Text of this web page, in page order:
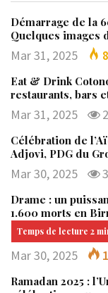
Démarrage de la
Quelques images
Mar 31, 2025
Eat & Drink
restaurants, bars
Mar 31, 2025
Célébration de
Adjovi, PDG du
Mar 30, 2025
Drame : un
1.600 morts en
Mar 30, 2025
Ramadan 2025 :